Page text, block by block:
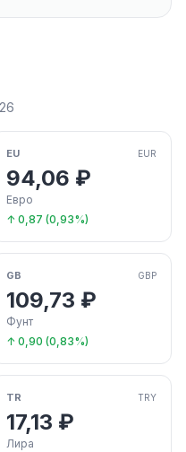
EU EUR
94,06 ₽
Евро
↑ 0,87 (0,93%)
GB GBP
109,73 ₽
Фунт
↑ 0,90 (0,83%)
TR TRY
17,13 ₽
Лира